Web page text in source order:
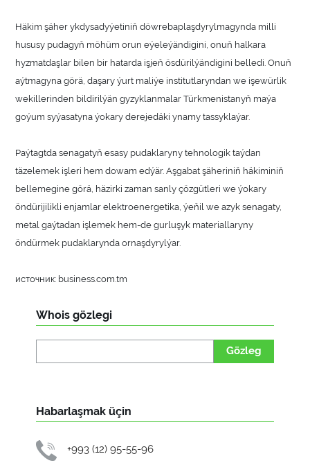
Häkim şäher ykdysadyýetiniň döwrebaplaşdyrylmagynda milli
hususy pudagyň möhüm orun eýeleýändigini, onuň halkara
hyzmatdaşlar bilen bir hatarda işjeň ösdürilýändigini belledi. Onuň
aýtmagyna görä, daşary ýurt maliýe institutlaryndan we işewürlik
wekillerinden bildirilýän gyzyklanmalar Türkmenistanyň maýa
goýum syýasatyna ýokary derejedäki ynamy tassyklaýar.
Paýtagtda senagatyň esasy pudaklaryny tehnologik taýdan
täzelemek işleri hem dowam edýär. Aşgabat şäheriniň häkiminiň
bellemegine görä, häzirki zaman sanly çözgütleri we ýokary
öndürijilikli enjamlar elektroenergetika, ýeňil we azyk senagaty,
metal gaýtadan işlemek hem-de gurluşyk materiallaryny
öndürmek pudaklarynda ornaşdyrylýar.
источник: business.com.tm
Whois gözlegi
Gözleg
Habarlaşmak üçin
+993 (12) 95-55-96